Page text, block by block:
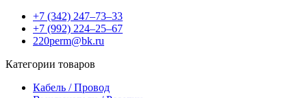
+7 (342) 247‒73‒33
+7 (992) 224‒25‒67
220perm@bk.ru
Категории товаров
Кабель / Провод